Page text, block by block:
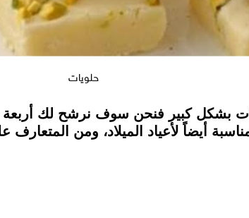
حلويات
بشكل كبير فنحن سوف نرشح لك أربعة من
أيضاً لأعياد الميلاد، ومن